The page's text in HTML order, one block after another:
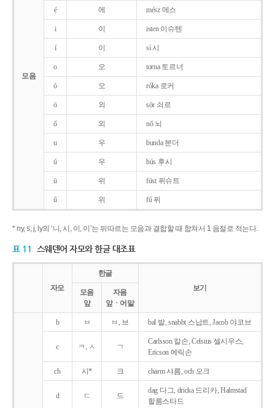
모음
é 에 mész 메스
i 이 isten 이슈텐
í 이 sí 시
o 오 torna 토르너
ó 오 róka 로커
ö 외 sör 쇠르
ő 외 nő 뇌
u 우 bunda 분더
ú 우 hús 후시
ü 위 füst 퓌슈트
ű 위 fű 퓌
* ny, s, j, ly의 ‘니, 시, 이, 이’는 뒤따르는 모음과 결합할 때 합쳐서 1 음절로 적는다.
표 11 스웨덴어 자모와 한글 대조표
자모
한글
보기
모음
앞
자음
앞ㆍ어말
b ㅂ ㅂ, 브 bal 발, snabbt 스납트, Jacob 야코브
c ㅋ, ㅅ ㄱ
Carlsson 칼손, Celsius 셀시우스,
Ericson 에릭손
ch 시* 크 charm 샤름, och 오크
d ㄷ 드
dag 다그, dricka 드리카, Halmstad
할름스타드